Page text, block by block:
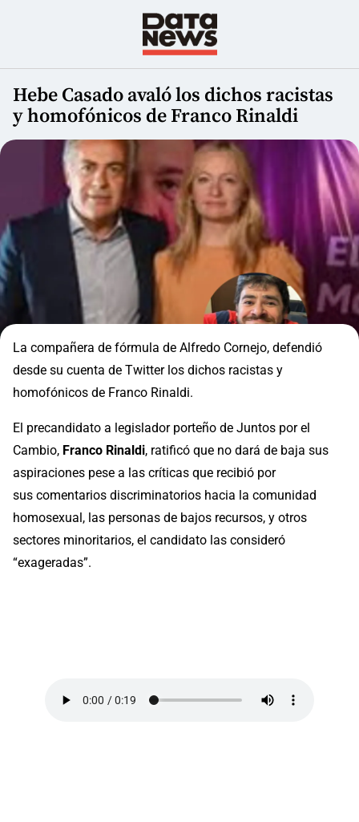
Hebe Casado avaló los dichos racistas
y homofónicos de Franco Rinaldi
La compañera de fórmula de Alfredo Cornejo, defendió
desde su cuenta de Twitter los dichos racistas y
homofónicos de Franco Rinaldi.
El precandidato a legislador porteño de Juntos por el
Cambio, Franco Rinaldi, ratificó que no dará de baja sus
aspiraciones pese a las críticas que recibió por
sus comentarios discriminatorios hacia la comunidad
homosexual, las personas de bajos recursos, y otros
sectores minoritarios, el candidato las consideró
“exageradas”.